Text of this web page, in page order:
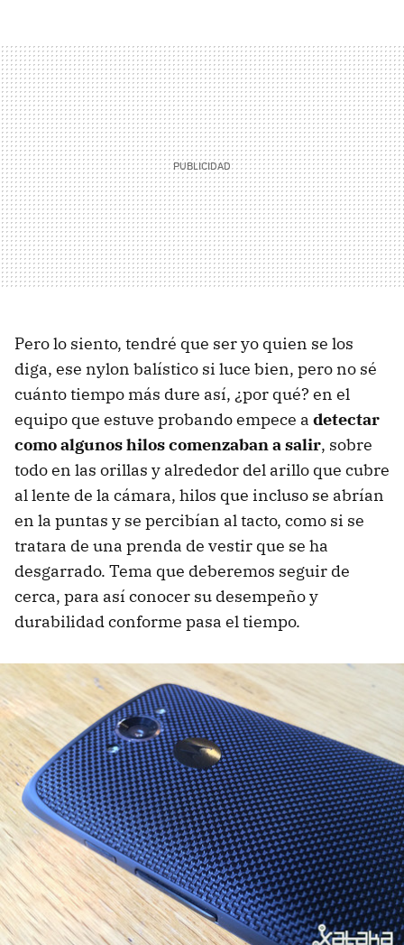
Pero lo siento, tendré que ser yo quien se los
diga, ese nylon balístico si luce bien, pero no sé
cuánto tiempo más dure así, ¿por qué? en el
equipo que estuve probando empece a detectar
como algunos hilos comenzaban a salir, sobre
todo en las orillas y alrededor del arillo que cubre
al lente de la cámara, hilos que incluso se abrían
en la puntas y se percibían al tacto, como si se
tratara de una prenda de vestir que se ha
desgarrado. Tema que deberemos seguir de
cerca, para así conocer su desempeño y
durabilidad conforme pasa el tiempo.